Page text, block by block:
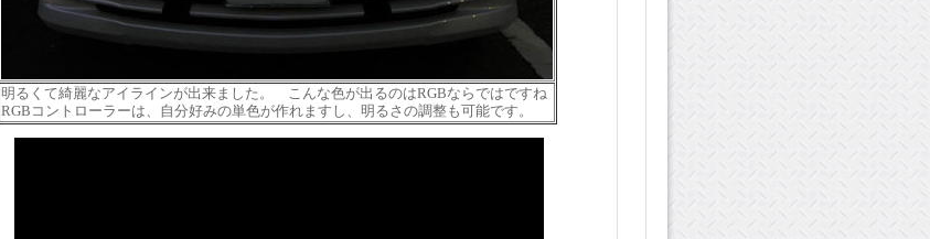
明るくて綺麗なアイラインが出来ました。 こんな色が出るのはRGBならではですね
RGBコントローラーは、自分好みの単色が作れますし、明るさの調整も可能です。